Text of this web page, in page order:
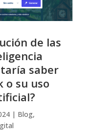
de las
saber
o su uso
| Blog,